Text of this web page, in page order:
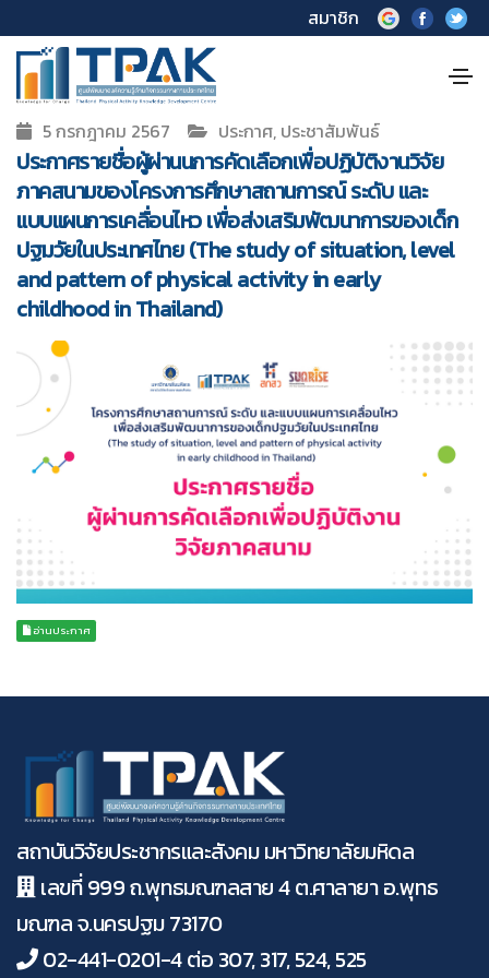
สมาชิก
5 กรกฎาคม 2567 ประกาศ, ประชาสัมพันธ์
ประกาศรายชื่อผู้ผ่านนการคัดเลือกเพื่อปฏิบัติงานวิจัย
ภาคสนามของโครงการศึกษาสถานการณ์ ระดับ และ
แบบแผนการเคลื่อนไหว เพื่อส่งเสริมพัฒนาการของเด็ก
ปฐมวัยในประเทศไทย (The study of situation, level
and pattern of physical activity in early
childhood in Thailand)
อ่านประกาศ
สถาบันวิจัยประชากรและสังคม มหาวิทยาลัยมหิดล
เลขที่ 999 ถ.พุทธมณฑลสาย 4 ต.ศาลายา อ.พุทธ
มณฑล จ.นครปฐม 73170
02-441-0201-4 ต่อ 307, 317, 524, 525